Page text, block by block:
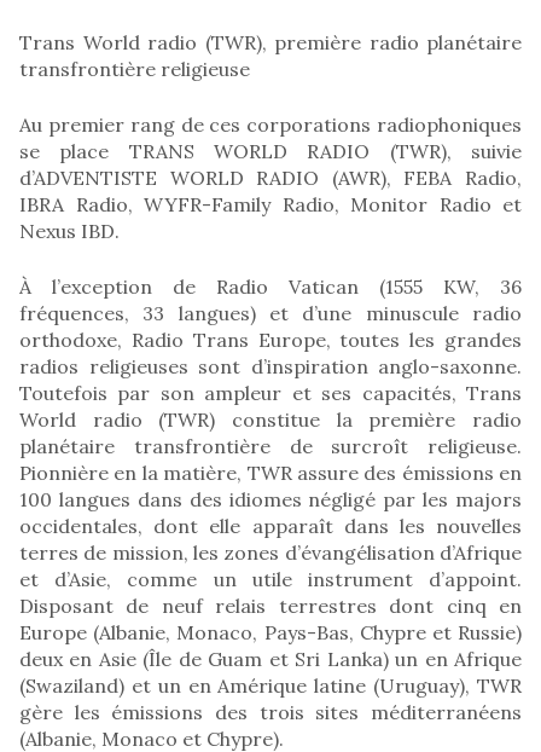
Trans World radio (TWR), première radio planétaire
transfrontière religieuse
Au premier rang de ces corporations radiophoniques
se place TRANS WORLD RADIO (TWR), suivie
d’ADVENTISTE WORLD RADIO (AWR), FEBA Radio,
IBRA Radio, WYFR-Family Radio, Monitor Radio et
Nexus IBD.
À l’exception de Radio Vatican (1555 KW, 36
fréquences, 33 langues) et d’une minuscule radio
orthodoxe, Radio Trans Europe, toutes les grandes
radios religieuses sont d’inspiration anglo-saxonne.
Toutefois par son ampleur et ses capacités, Trans
World radio (TWR) constitue la première radio
planétaire transfrontière de surcroît religieuse.
Pionnière en la matière, TWR assure des émissions en
100 langues dans des idiomes négligé par les majors
occidentales, dont elle apparaît dans les nouvelles
terres de mission, les zones d’évangélisation d’Afrique
et d’Asie, comme un utile instrument d’appoint.
Disposant de neuf relais terrestres dont cinq en
Europe (Albanie, Monaco, Pays-Bas, Chypre et Russie)
deux en Asie (Île de Guam et Sri Lanka) un en Afrique
(Swaziland) et un en Amérique latine (Uruguay), TWR
gère les émissions des trois sites méditerranéens
(Albanie, Monaco et Chypre).